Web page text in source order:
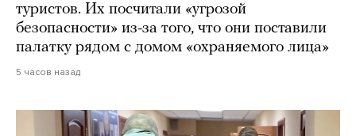
туристов. Их посчитали «угрозой
безопасности» из-за того, что они поставили
палатку рядом с домом «охраняемого лица»
5 часов назад